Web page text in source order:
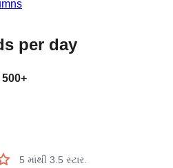
per day
500+
5 માંથી 3.5 સ્ટાર.